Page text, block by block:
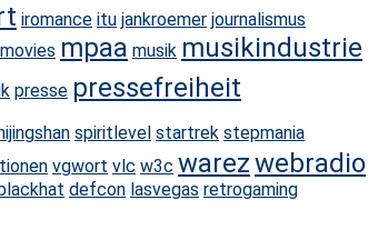
iromance itu jankroemer journalismus
movies mpaa musik musikindustrie
presse pressefreiheit
spiritlevel startrek stepmania
vgwort vlc w3c warezwebradio
defcon lasvegas retrogaming